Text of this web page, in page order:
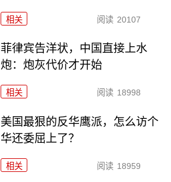
相关 阅读 20107
菲律宾告洋状，中国直接上水
炮：炮灰代价才开始
相关 阅读 18998
美国最狠的反华鹰派，怎么访个
华还委屈上了？
相关 阅读 18959